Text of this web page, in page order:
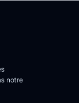
notre